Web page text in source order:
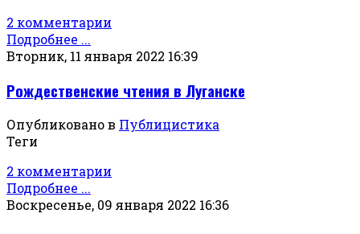
2 комментарии
Подробнее ...
Вторник, 11 января 2022 16:39
Рождественские чтения в Луганске
Опубликовано в Публицистика
Теги
2 комментарии
Подробнее ...
Воскресенье, 09 января 2022 16:36